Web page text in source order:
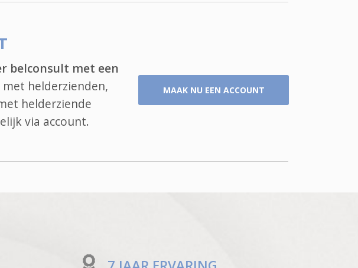
belconsult met een
helderzienden,
helderziende
via account.
MAAK NU EEN ACCOUNT